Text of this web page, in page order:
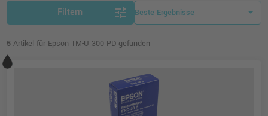
Filtern tune
5 Artikel für Epson TM-U 300 PD gefunden